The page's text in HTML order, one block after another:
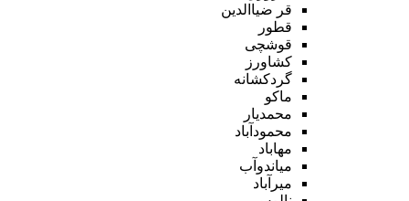
قر ضیاالدین
قطور
قوشچی
کشاورز
گردکشانه
ماکو
محمدیار
محمودآباد
مهاباد
میاندوآب
میرآباد